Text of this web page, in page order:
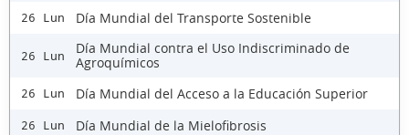
26 Lun Día Mundial del Transporte Sostenible
26 Lun
Día Mundial contra el Uso Indiscriminado de
Agroquímicos
26 Lun Día Mundial del Acceso a la Educación Superior
26 Lun Día Mundial de la Mielofibrosis